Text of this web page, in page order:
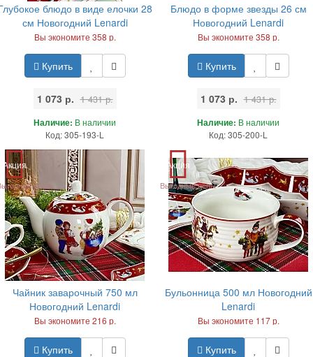
блюдо в виде елочки 28
см Новогодний Lenardi
Вы экономите 358 р.
Купить
1 073 р. 1 431 р.
Наличие: В наличии
Код: 305-193-L
Блюдо в форме звезды 26 см
Новогодний Lenardi
Вы экономите 358 р.
Купить
1 073 р. 1 431 р.
Наличие: В наличии
Код: 305-200-L
Акция
цены
Чайник заварочный 750 мл
Новогодний Lenardi
Вы экономите 216 р.
Купить
Акция
Выгодные цены
Бульонница 500 мл Новогодний
Lenardi
Вы экономите 117 р.
Купить